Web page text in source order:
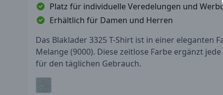
Platz für individuelle Veredelungen und
Erhältlich für Damen und Herren
Das Blaklader 3325 T-Shirt ist in einer eleganten
Melange (9000). Diese zeitlose Farbe ergänzt
für den täglichen Gebrauch.